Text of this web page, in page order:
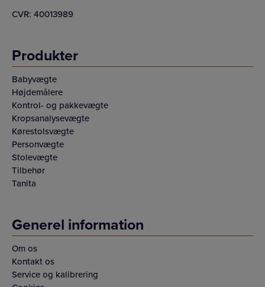
CVR: 40013989
Produkter
Babyvægte
Højdemålere
Kontrol- og pakkevægte
Kropsanalysevægte
Kørestolsvægte
Personvægte
Stolevægte
Tilbehør
Tanita
Generel information
Om os
Kontakt os
Service og kalibrering